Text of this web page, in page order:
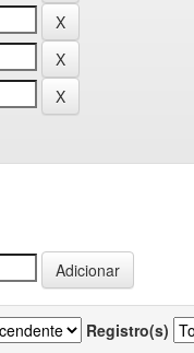
Registro(s)